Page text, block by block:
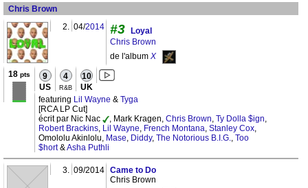
Chris Brown
2. 04/2014 #3
Loyal
Chris Brown
de l'album X
18 pts 9
US
4
R&B
10
UK
featuring Lil Wayne & Tyga
[RCA LP Cut]
écrit par Nic Nac
, Mark Kragen, Chris Brown, Ty Dolla $ign,
Robert Brackins, Lil Wayne, French Montana, Stanley Cox,
Omololu Akinlolu, Mase, Diddy, The Notorious B.I.G., Too
$hort&Asha Puthli
3. 09/2014 Came to Do
Chris Brown